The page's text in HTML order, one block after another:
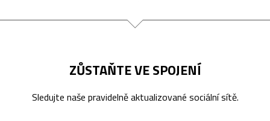
ZŮSTAŇTE VE SPOJENÍ
Sledujte naše pravidelně aktualizované sociální sítě.